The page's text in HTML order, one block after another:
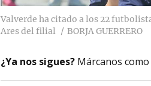
Valverde ha citado a los 22
Ares del filial
BORJA GUERRERO
¿Ya nos sigues? Márcanos